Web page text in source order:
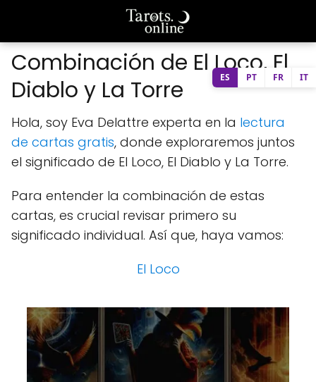
Combinación de El Loco, El
Diablo y La Torre
Hola, soy Eva Delattre experta en la lectura
de cartas gratis, donde exploraremos juntos
el significado de El Loco, El Diablo y La Torre.
Para entender la combinación de estas
cartas, es crucial revisar primero su
significado individual. Así que, haya vamos:
El Loco
ES PT FR IT